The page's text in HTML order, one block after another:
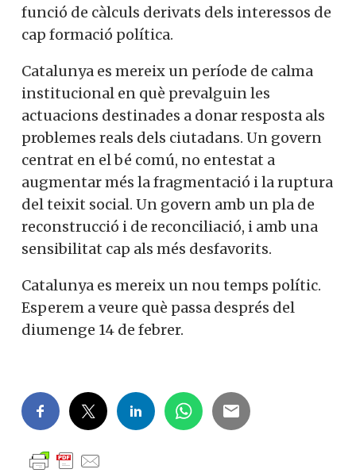
funció de càlculs derivats dels interessos de
cap formació política.
Catalunya es mereix un període de calma
institucional en què prevalguin les
actuacions destinades a donar resposta als
problemes reals dels ciutadans. Un govern
centrat en el bé comú, no entestat a
augmentar més la fragmentació i la ruptura
del teixit social. Un govern amb un pla de
reconstrucció i de reconciliació, i amb una
sensibilitat cap als més desfavorits.
Catalunya es mereix un nou temps polític.
Esperem a veure què passa després del
diumenge 14 de febrer.